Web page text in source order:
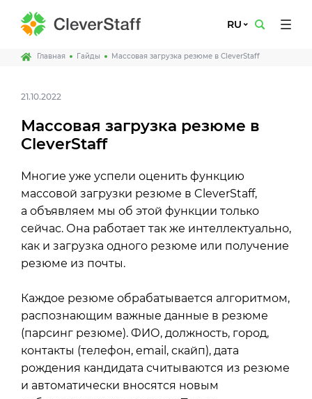
RU
Главная Гайды Массовая загрузка резюме в CleverStaff
21.10.2022
Массовая загрузка резюме в
CleverStaff
Многие уже успели оценить функцию
массовой загрузки резюме в CleverStaff,
а объявляем мы об этой функции только
сейчас. Она работает так же интеллектуально,
как и загрузка одного резюме или получение
резюме из почты.
Каждое резюме обрабатывается алгоритмом,
распознающим важные данные в резюме
(парсинг резюме). ФИО, должность, город,
контакты (телефон, email, скайп), дата
рождения кандидата считываются из резюме
и автоматически вносятся новым